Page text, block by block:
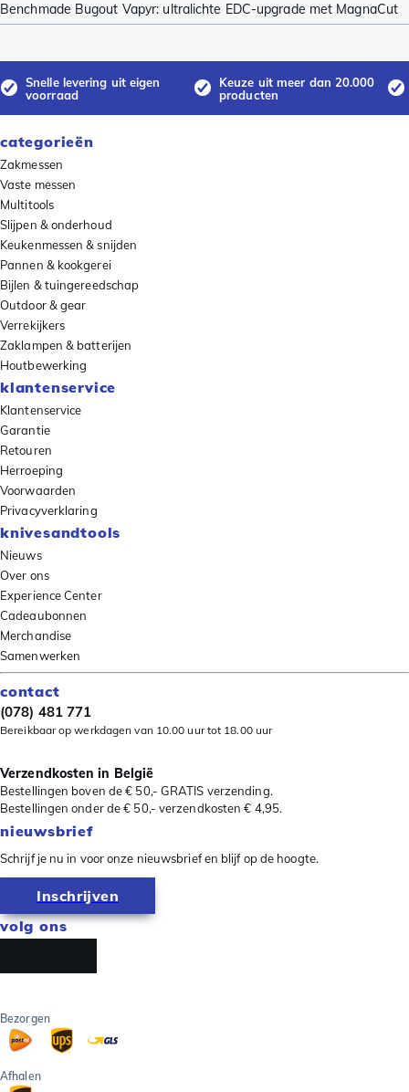
Benchmade Bugout Vapyr: ultralichte EDC-upgrade met MagnaCut
Snelle levering uit eigen
voorraad
Keuze uit meer dan 20.000
producten
categorieën
Zakmessen
Vaste messen
Multitools
Slijpen & onderhoud
Keukenmessen & snijden
Pannen & kookgerei
Bijlen & tuingereedschap
Outdoor & gear
Verrekijkers
Zaklampen & batterijen
Houtbewerking
klantenservice
Klantenservice
Garantie
Retouren
Herroeping
Voorwaarden
Privacyverklaring
knivesandtools
Nieuws
Over ons
Experience Center
Cadeaubonnen
Merchandise
Samenwerken
contact
(078) 481 771
Bereikbaar op werkdagen van 10.00 uur tot 18.00 uur
Verzendkosten in België
Bestellingen boven de € 50,- GRATIS verzending.
Bestellingen onder de € 50,- verzendkosten € 4,95.
nieuwsbrief
Schrijf je nu in voor onze nieuwsbrief en blijf op de hoogte.
Inschrijven
volg ons
Bezorgen
Afhalen